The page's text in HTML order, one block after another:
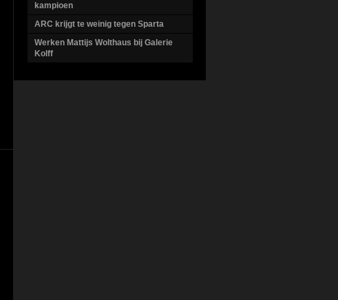
kampioen
ARC krijgt te weinig tegen Sparta
Werken Mattijs Wolthaus bij Galerie
Kolff